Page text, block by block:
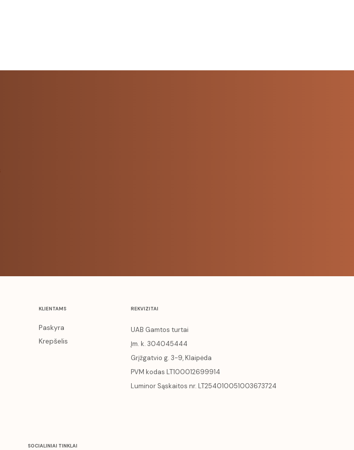
KLIENTAMS
Paskyra
Krepšelis
REKVIZITAI
UAB Gamtos turtai
Įm. k. 304045444
Grįžgatvio g. 3-9, Klaipėda
PVM kodas LT100012699914
Luminor Sąskaitos nr. LT254010051003673724
SOCIALINIAI TINKLAI